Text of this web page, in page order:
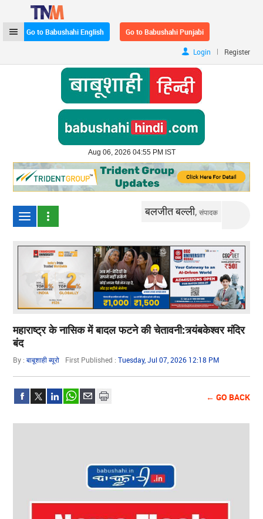
Go to Babushahi English Go to Babushahi Punjabi
Login | Register
Aug 06, 2026 04:55 PM IST
बलजीत बल्ली,संपादक
महाराष्ट्र के नासिक में बादल फटने की चेतावनी:त्र्यंबकेश्वर मंदिर
बंद
By :बाबूशाही ब्यूरो First Published :Tuesday, Jul 07, 2026 12:18 PM
← GO BACK